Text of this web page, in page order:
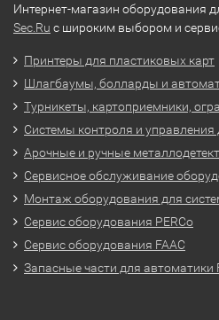
Интернет-магазин оборудования
Sec.Ru с широким выбором и
Принтеры для пластиковых карт
Шлагбаумы, болларды и
Турникеты, картоприемники,
Системы контроля и управления
Арочные и ручные
Сервисное обслуживание
Монтаж оборудования для
Сервис оборудования PERCo
Сервис оборудования FAAC
Запасные части для автоматики